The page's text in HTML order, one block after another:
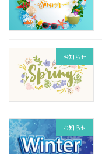
お知らせ
お知らせ